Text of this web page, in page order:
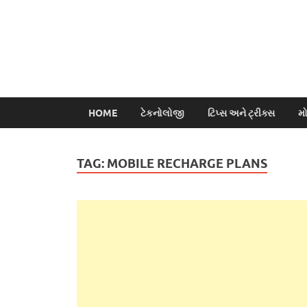
HOME ટેકનોલોજી ટિપ્સ અને ટ્રીક્સ
TAG: MOBILE RECHARGE PLANS